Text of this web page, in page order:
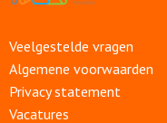
Veelgestelde vragen
Algemene voorwaarden
Privacy statement
Vacatures